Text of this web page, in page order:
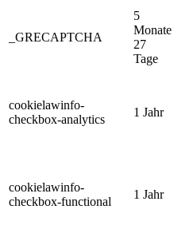
_GRECAPTCHA
5
Monate
27
Tage
cookielawinfo-
checkbox-analytics
1 Jahr
cookielawinfo-
checkbox-functional
1 Jahr